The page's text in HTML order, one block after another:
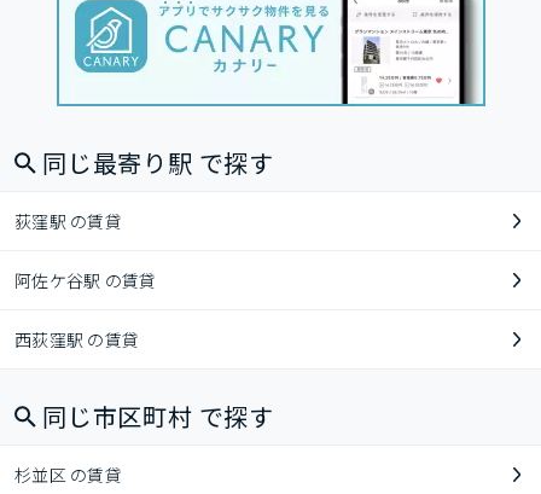
同じ最寄り駅 で探す
荻窪駅 の賃貸
阿佐ケ谷駅 の賃貸
西荻窪駅 の賃貸
同じ市区町村 で探す
杉並区 の賃貸